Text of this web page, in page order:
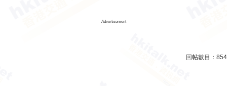
Advertisement
回帖數目： 854